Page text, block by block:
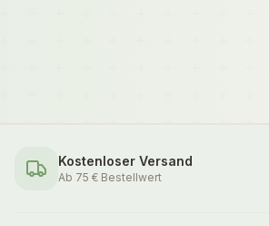
Kostenloser Versand
Ab 75 € Bestellwert